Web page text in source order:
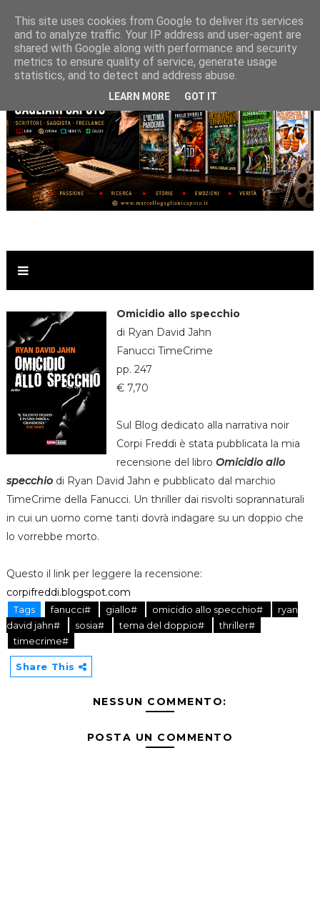
Omicidio allo specchio
di Ryan David Jahn
Fanucci TimeCrime
pp. 247
€ 7,70
Sul Blog dedicato alla narrativa noir
Corpi Freddi è stata pubblicata la mia
recensione del libro Omicidio allo
specchiodi Ryan David Jahn e pubblicato dal marchio
TimeCrime della Fanucci. Un thriller dai risvolti soprannaturali
in cui un uomo come tanti dovrà indagare su un doppio che
lo vorrebbe morto.
Questo il link per leggere la recensione:
corpifreddi.blogspot.com
Tags fanucci# giallo# omicidio allo specchio#
ryan
david jahn#
sosia# tema del doppio#
thriller#
timecrime#
Share This
NESSUN COMMENTO:
POSTA UN COMMENTO
This site uses cookies from Google to deliver its services
and to analyze traffic. Your IP address and user-agent are
shared with Google along with performance and security
metrics to ensure quality of service, generate usage
statistics, and to detect and address abuse.
LEARN MORE GOT IT